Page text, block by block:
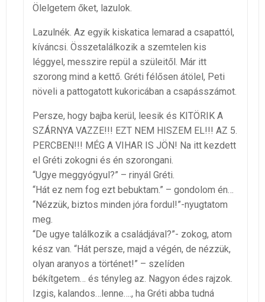
Ölelgetem őket, lazulok.
Lazulnék. Az egyik kiskatica lemarad a csapattól,
kíváncsi. Összetalálkozik a szemtelen kis
léggyel, messzire repül a szüleitől. Már itt
szorong mind a kettő. Gréti félősen átölel, Peti
növeli a pattogatott kukoricában a csapásszámot.
Persze, hogy bajba kerül, leesik és KITÖRIK A
SZÁRNYA VAZZE!!! EZT NEM HISZEM EL!!! AZ 5.
PERCBEN!!! MÉG A VIHAR IS JÖN! Na itt kezdett
el Gréti zokogni és én szorongani.
“Ugye meggyógyul?” – rinyál Gréti.
“Hát ez nem fog ezt bebuktam.” – gondolom én…
“Nézzük, biztos minden jóra fordul!”-nyugtatom
meg.
“De ugye találkozik a családjával?”- zokog, atom
kész van. “Hát persze, majd a végén, de nézzük,
olyan aranyos a történet!” – szelíden
békítgetem… és tényleg az. Nagyon édes rajzok.
Izgis, kalandos…lenne…., ha Gréti abba tudná